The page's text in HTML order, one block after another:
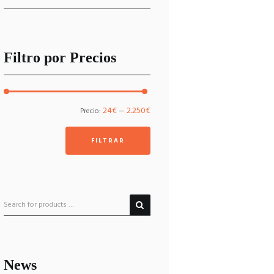
Filtro por Precios
Precio
mínimo
Precio
máximo
FILTRAR
Precio: 24€—2.250€
News